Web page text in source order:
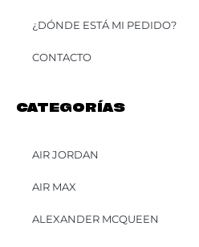
¿DÓNDE ESTÁ MI PEDIDO?
CONTACTO
CATEGORÍAS
AIR JORDAN
AIR MAX
ALEXANDER MCQUEEN